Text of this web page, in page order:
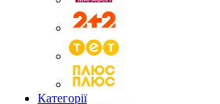
Категорії